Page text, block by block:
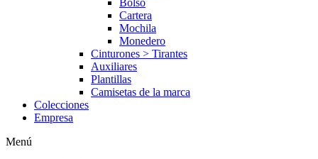
Bolso
Cartera
Mochila
Monedero
Cinturones > Tirantes
Auxiliares
Plantillas
Camisetas de la marca
Colecciones
Empresa
Menú